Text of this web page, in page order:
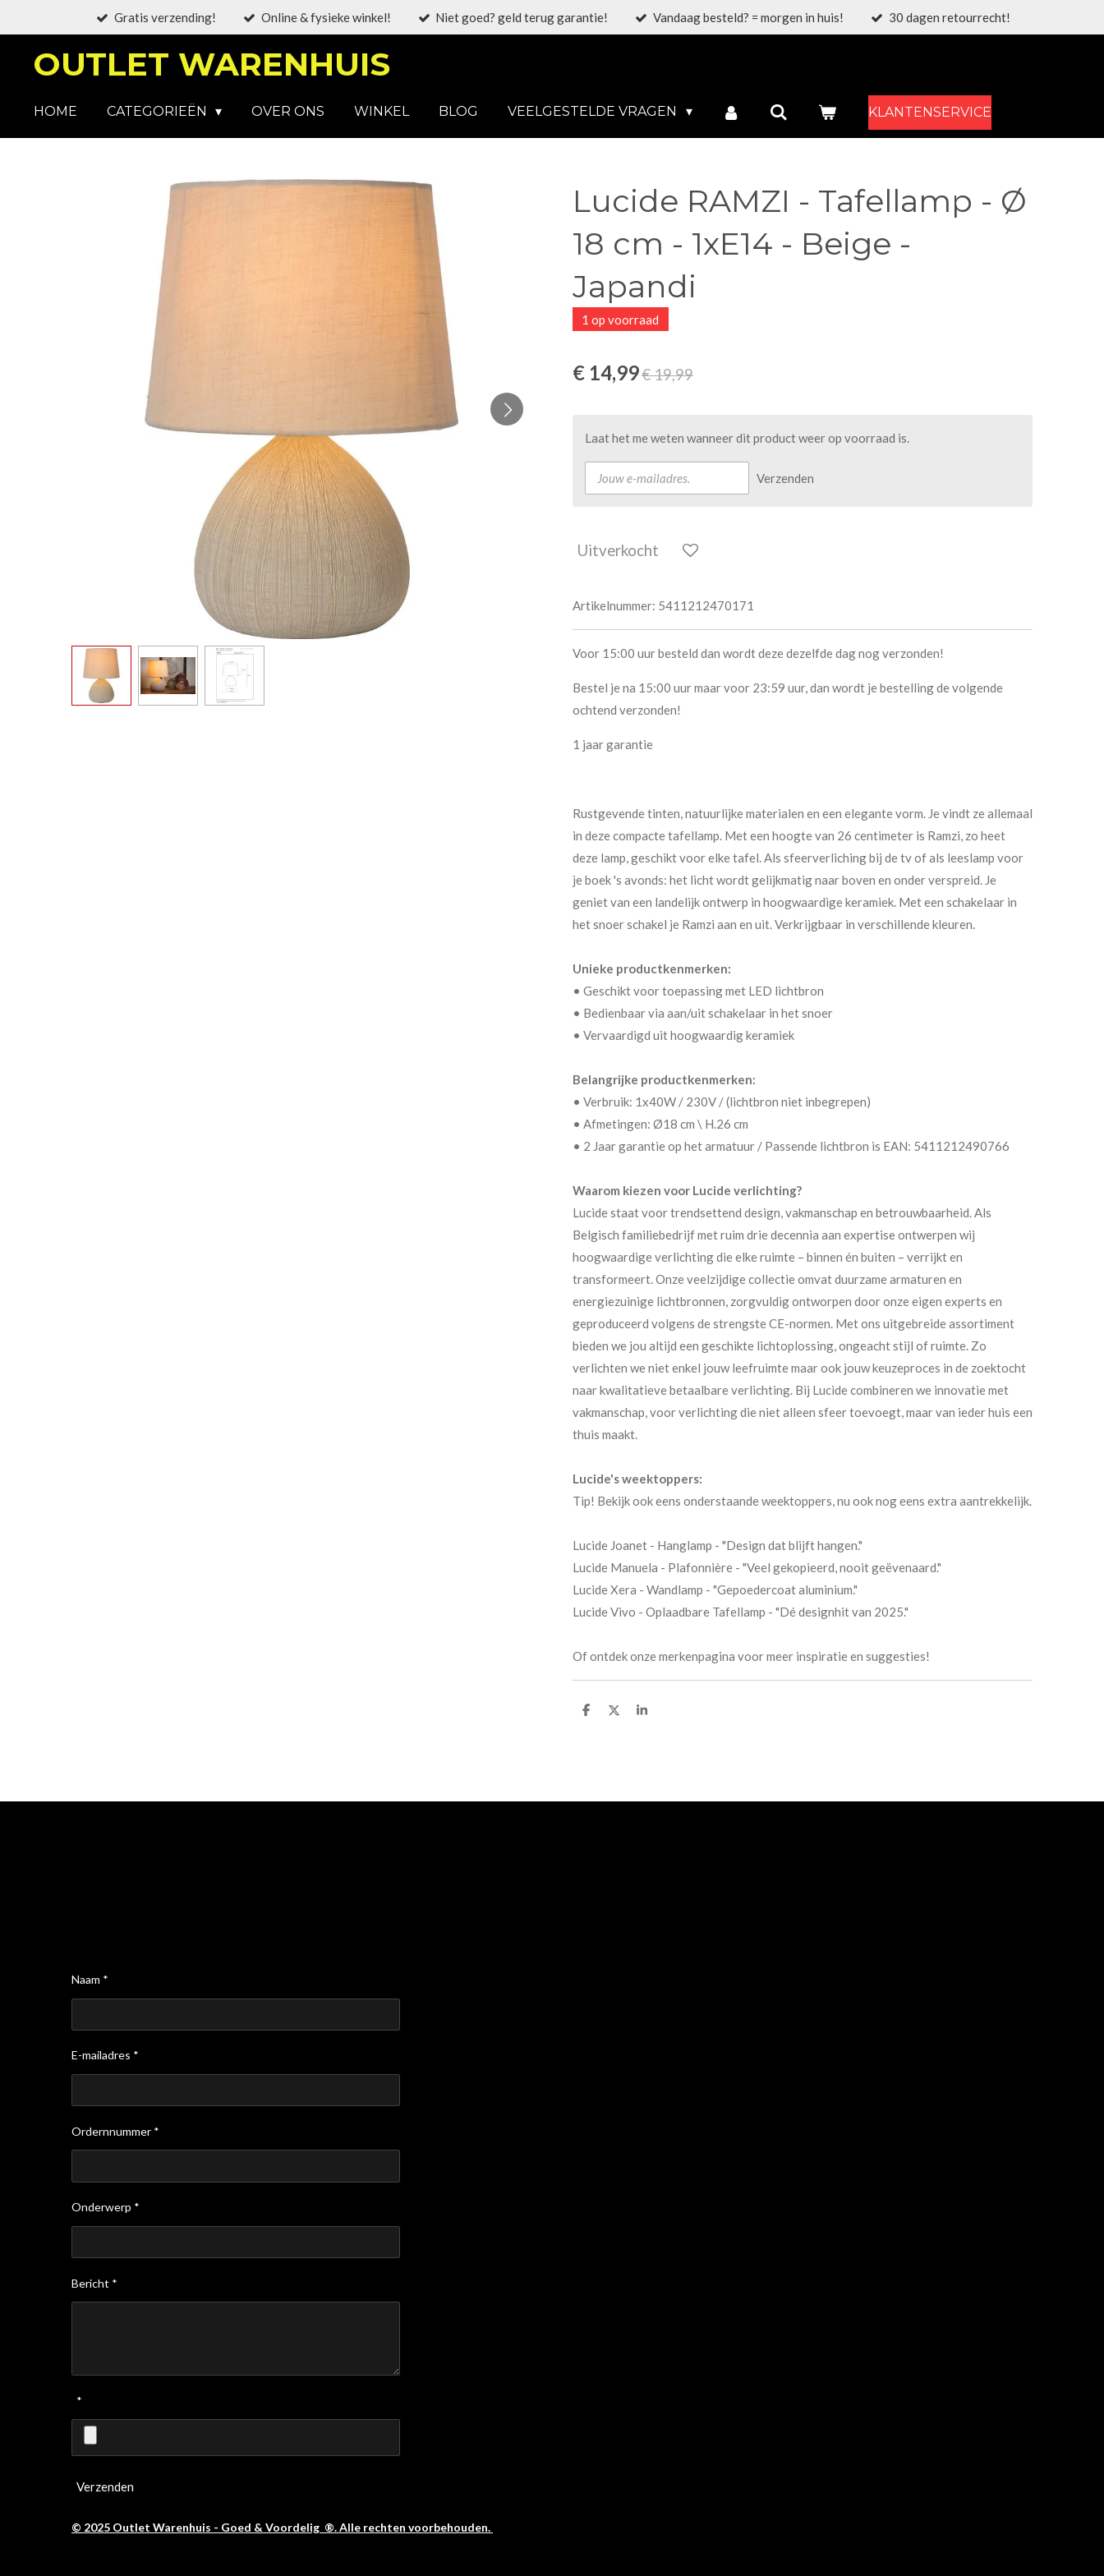
hoofdinhoud
Gratis verzending! Online & fysieke winkel! Niet goed? geld terug garantie! Vandaag besteld? = morgen in huis! 30 dagen retourrecht!
OUTLET WARENHUIS
HOME CATEGORIEËN OVER ONS WINKEL BLOG VEELGESTELDE VRAGEN KLANTENSERVICE
Lucide RAMZI - Tafellamp - Ø
18 cm - 1xE14 - Beige -
Japandi
1 op voorraad
€ 14,99€ 19,99
Laat het me weten wanneer dit product weer op voorraad is.
Verzenden
Uitverkocht
Artikelnummer: 5411212470171
Voor 15:00 uur besteld dan wordt deze dezelfde dag nog verzonden!
Bestel je na 15:00 uur maar voor 23:59 uur, dan wordt je bestelling de volgende
ochtend verzonden!
1 jaar garantie
Rustgevende tinten, natuurlijke materialen en een elegante vorm. Je vindt ze allemaal
in deze compacte tafellamp. Met een hoogte van 26 centimeter is Ramzi, zo heet
deze lamp, geschikt voor elke tafel. Als sfeerverliching bij de tv of als leeslamp voor
je boek 's avonds: het licht wordt gelijkmatig naar boven en onder verspreid. Je
geniet van een landelijk ontwerp in hoogwaardige keramiek. Met een schakelaar in
het snoer schakel je Ramzi aan en uit. Verkrijgbaar in verschillende kleuren.
Unieke productkenmerken:
• Geschikt voor toepassing met LED lichtbron
• Bedienbaar via aan/uit schakelaar in het snoer
• Vervaardigd uit hoogwaardig keramiek
Belangrijke productkenmerken:
• Verbruik: 1x40W / 230V / (lichtbron niet inbegrepen)
• Afmetingen: Ø18 cm \ H.26 cm
• 2 Jaar garantie op het armatuur / Passende lichtbron is EAN: 5411212490766
Waarom kiezen voor Lucide verlichting?
Lucide staat voor trendsettend design, vakmanschap en betrouwbaarheid. Als
Belgisch familiebedrijf met ruim drie decennia aan expertise ontwerpen wij
hoogwaardige verlichting die elke ruimte – binnen én buiten – verrijkt en
transformeert. Onze veelzijdige collectie omvat duurzame armaturen en
energiezuinige lichtbronnen, zorgvuldig ontworpen door onze eigen experts en
geproduceerd volgens de strengste CE-normen. Met ons uitgebreide assortiment
bieden we jou altijd een geschikte lichtoplossing, ongeacht stijl of ruimte. Zo
verlichten we niet enkel jouw leefruimte maar ook jouw keuzeproces in de zoektocht
naar kwalitatieve betaalbare verlichting. Bij Lucide combineren we innovatie met
vakmanschap, voor verlichting die niet alleen sfeer toevoegt, maar van ieder huis een
thuis maakt.
Lucide's weektoppers:
Tip! Bekijk ook eens onderstaande weektoppers, nu ook nog eens extra aantrekkelijk.
Lucide Joanet - Hanglamp - "Design dat blijft hangen."
Lucide Manuela - Plafonnière - "Veel gekopieerd, nooit geëvenaard."
Lucide Xera - Wandlamp - "Gepoedercoat aluminium."
Lucide Vivo - Oplaadbare Tafellamp - "Dé designhit van 2025."
Of ontdek onze merkenpagina voor meer inspiratie en suggesties!
D
D
S
Naam *
E-mailadres *
Ordernnummer *
Onderwerp *
Bericht *
*
Verzenden
© 2025 Outlet Warenhuis - Goed & Voordelig ®. Alle rechten voorbehouden.